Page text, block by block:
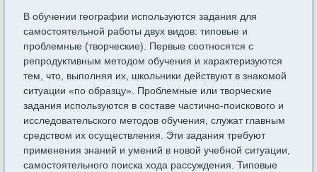
В обучении географии используются задания для
самостоятельной работы двух видов: типовые и
проблемные (творческие). Первые соотносятся с
репродуктивным методом обучения и характеризуются
тем, что, выполняя их, школьники действуют в знакомой
ситуации «по образцу». Проблемные или творческие
задания используются в составе частично-поискового и
исследовательского методов обучения, служат главным
средством их осуществления. Эти задания требуют
применения знаний и умений в новой учебной ситуации,
самостоятельного поиска хода рассуждения. Типовые